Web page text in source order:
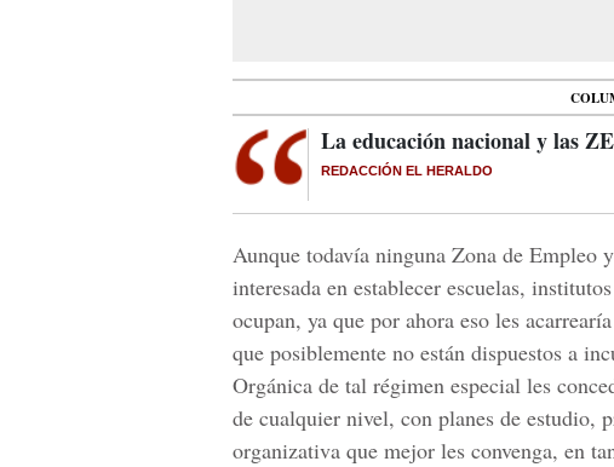
La educación nacional y las
REDACCIÓN EL HERALDO
Aunque todavía ninguna Zona de Empleo
interesada en establecer escuelas,
ocupan, ya que por ahora eso les
que posiblemente no están dispuestos a
Orgánica de tal régimen especial les
de cualquier nivel, con planes de estudio,
organizativa que mejor les convenga, en